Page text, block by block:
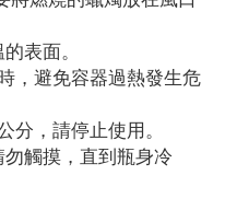
表面。
，避免容器過熱發生危
分，請停止使用。
觸摸，直到瓶身冷